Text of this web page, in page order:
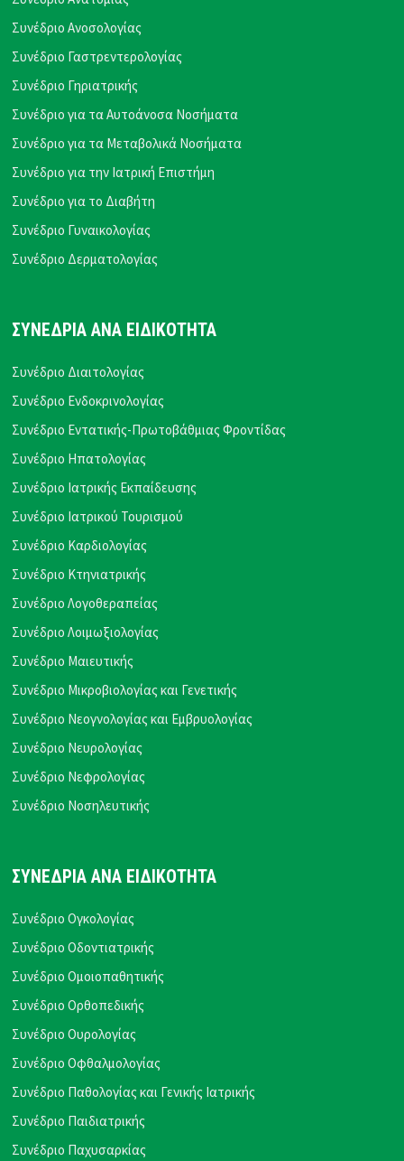
Συνέδριο Ανοσολογίας
Συνέδριο Γαστρεντερολογίας
Συνέδριο Γηριατρικής
Συνέδριο για τα Αυτοάνοσα Νοσήματα
Συνέδριο για τα Μεταβολικά Νοσήματα
Συνέδριο για την Ιατρική Επιστήμη
Συνέδριο για το Διαβήτη
Συνέδριο Γυναικολογίας
Συνέδριο Δερματολογίας
ΣΥΝΕΔΡΙΑ ΑΝΑ ΕΙΔΙΚΟΤΗΤΑ
Συνέδριο Διαιτολογίας
Συνέδριο Ενδοκρινολογίας
Συνέδριο Εντατικής-Πρωτοβάθμιας Φροντίδας
Συνέδριο Ηπατολογίας
Συνέδριο Ιατρικής Εκπαίδευσης
Συνέδριο Ιατρικού Τουρισμού
Συνέδριο Καρδιολογίας
Συνέδριο Κτηνιατρικής
Συνέδριο Λογοθεραπείας
Συνέδριο Λοιμωξιολογίας
Συνέδριο Μαιευτικής
Συνέδριο Μικροβιολογίας και Γενετικής
Συνέδριο Νεογνολογίας και Εμβρυολογίας
Συνέδριο Νευρολογίας
Συνέδριο Νεφρολογίας
Συνέδριο Νοσηλευτικής
ΣΥΝΕΔΡΙΑ ΑΝΑ ΕΙΔΙΚΟΤΗΤΑ
Συνέδριο Ογκολογίας
Συνέδριο Οδοντιατρικής
Συνέδριο Ομοιοπαθητικής
Συνέδριο Ορθοπεδικής
Συνέδριο Ουρολογίας
Συνέδριο Οφθαλμολογίας
Συνέδριο Παθολογίας και Γενικής Ιατρικής
Συνέδριο Παιδιατρικής
Συνέδριο Παχυσαρκίας